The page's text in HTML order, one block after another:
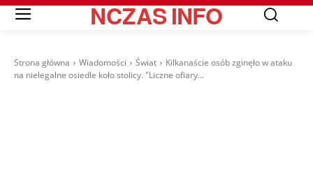
NCZASINFO
Strona główna Wiadomości Świat
Kilkanaście osób zginęło w ataku
na nielegalne osiedle koło stolicy. "Liczne ofiary...